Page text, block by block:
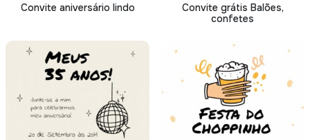
Convite aniversário lindo
Convite grátis Balões,
confetes